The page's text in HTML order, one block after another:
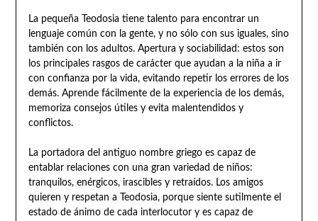
La pequeña Teodosia tiene talento para encontrar un
lenguaje común con la gente, y no sólo con sus iguales, sino
también con los adultos. Apertura y sociabilidad: estos son
los principales rasgos de carácter que ayudan a la niña a ir
con confianza por la vida, evitando repetir los errores de los
demás. Aprende fácilmente de la experiencia de los demás,
memoriza consejos útiles y evita malentendidos y
conflictos.
La portadora del antiguo nombre griego es capaz de
entablar relaciones con una gran variedad de niños:
tranquilos, enérgicos, irascibles y retraídos. Los amigos
quieren y respetan a Teodosia, porque siente sutilmente el
estado de ánimo de cada interlocutor y es capaz de